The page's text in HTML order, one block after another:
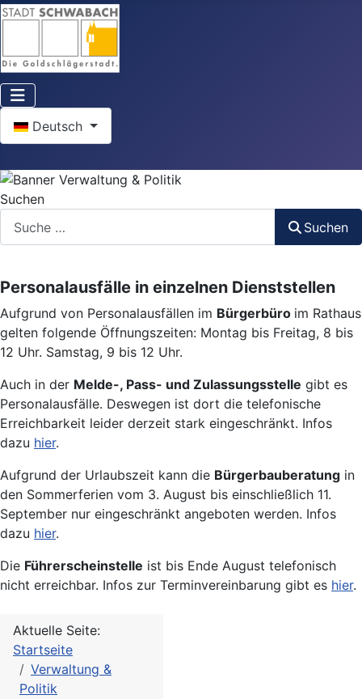
Deutsch
Suchen
Suchen
Personalausfälle in einzelnen Dienststellen
Aufgrund von Personalausfällen im Bürgerbüro im Rathaus
gelten folgende Öffnungszeiten: Montag bis Freitag, 8 bis
12 Uhr. Samstag, 9 bis 12 Uhr.
Auch in der Melde-, Pass- und Zulassungsstelle gibt es
Personalausfälle. Deswegen ist dort die telefonische
Erreichbarkeit leider derzeit stark eingeschränkt. Infos
dazu hier.
Aufgrund der Urlaubszeit kann die Bürgerbauberatung in
den Sommerferien vom 3. August bis einschließlich 11.
September nur eingeschränkt angeboten werden. Infos
dazu hier.
Die Führerscheinstelle ist bis Ende August telefonisch
nicht erreichbar. Infos zur Terminvereinbarung gibt es hier.
Aktuelle Seite:
Startseite
Verwaltung &
Politik